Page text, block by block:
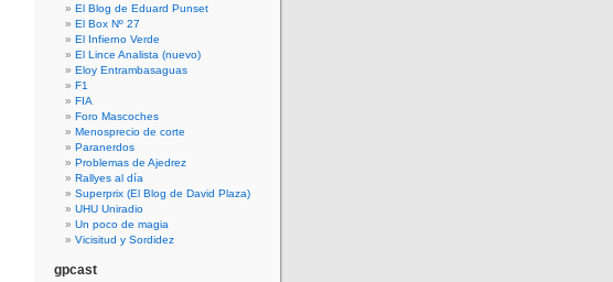
El Blog de Eduard Punset
El Box Nº 27
El Infierno Verde
El Lince Analista (nuevo)
Eloy Entrambasaguas
F1
FIA
Foro Mascoches
Menosprecio de corte
Paranerdos
Problemas de Ajedrez
Rallyes al día
Superprix (El Blog de David Plaza)
UHU Uniradio
Un poco de magia
Vicisitud y Sordidez
gpcast